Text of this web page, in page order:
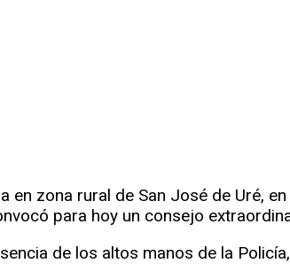
en zona rural de San José de Uré,
para hoy un consejo
de los altos manos de la